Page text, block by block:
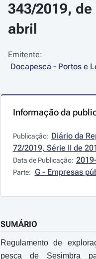
343/2019, de
abril
Emitente:
Docapesca - Portos e
Informação da
Publicação: Diário da
72/2019, Série II de
Data de Publicação:
Parte: G - Empresas
SUMÁRIO
Regulamento de
pesca de Sesimbra